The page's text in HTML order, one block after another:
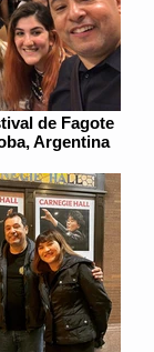
de Fagote
Argentina